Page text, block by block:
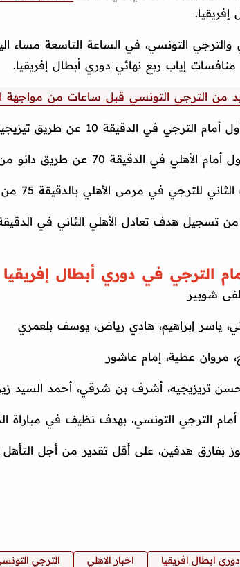
إفريقيا.
والترجي التونسي، في الساعة التاسعة مساء
إياب ربع نهائي دوري أبطال إفريقيا.
من الترجي التونسي قبل ساعات من مواجهة
أمام الترجي في الدقيقة 10 عن طريق تيزيجيه من متابعة رائعة.
الدقيقة 70 عن طريق دانو من خطأ دفاعي قاتل.
في مرمى الأهلي بالدقيقة 75 من ضربة جزاء.
الترجي في دوري أبطال إفريقيا
شوبير
ياسر إبراهيم، هادي رياض، يوسف بلعمري
مروان عطية، إمام عاشور
تريزيجيه، أشرف بن شرقي، أحمد السيد
الترجي التونسي، بهدف نظيف في مباراة
بفارق هدفين، على أقل تقدير من أجل
دوري ابطال افريقيا اخبار الاهلي الترجي